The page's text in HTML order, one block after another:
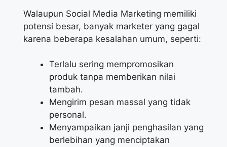
Walaupun Social Media Marketing memiliki
potensi besar, banyak marketer yang gagal
karena beberapa kesalahan umum, seperti:
Terlalu sering mempromosikan
produk tanpa memberikan nilai
tambah.
Mengirim pesan massal yang tidak
personal.
Menyampaikan janji penghasilan yang
berlebihan yang menciptakan